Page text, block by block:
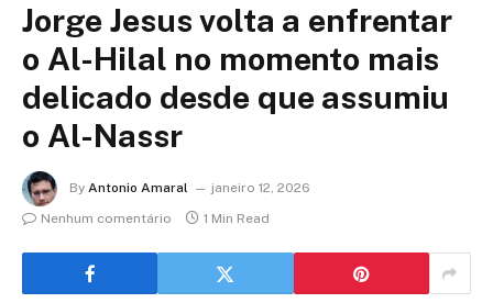
Jorge Jesus volta a enfrentar
o Al-Hilal no momento mais
delicado desde que assumiu
o Al-Nassr
By Antonio Amaral
janeiro 12, 2026
Nenhum comentário
1 Min Read